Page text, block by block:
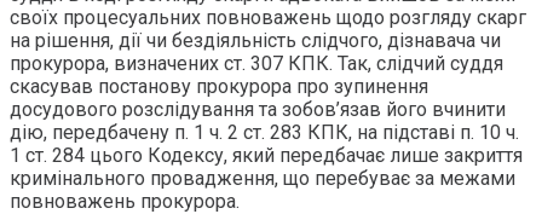
своїх процесуальних повноважень щодо розгляду скарг
на рішення, дії чи бездіяльність слідчого, дізнавача чи
прокурора, визначених ст. 307 КПК. Так, слідчий суддя
скасував постанову прокурора про зупинення
досудового розслідування та зобов’язав його вчинити
дію, передбачену п. 1 ч. 2 ст. 283 КПК, на підставі п. 10 ч.
1 ст. 284 цього Кодексу, який передбачає лише закриття
кримінального провадження, що перебуває за межами
повноважень прокурора.